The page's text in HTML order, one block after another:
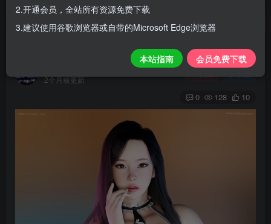
2个月前更新
0 128 10
2.开通会员，全站所有资源免费下载
3.建议使用谷歌浏览器或自带的Microsoft Edge浏览器
本站指南 会员免费下载